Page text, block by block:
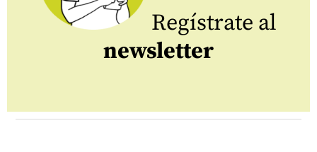
Regístrate al
newsletter